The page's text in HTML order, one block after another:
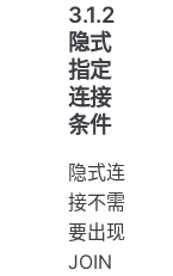
3.1.2
隐式
指定
连接
条件
隐式连
接不需
要出现
JOIN